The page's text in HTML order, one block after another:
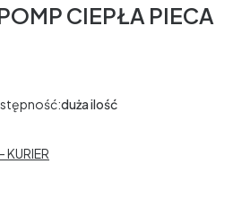
CIEPŁA PIECA
duża ilość
- KURIER